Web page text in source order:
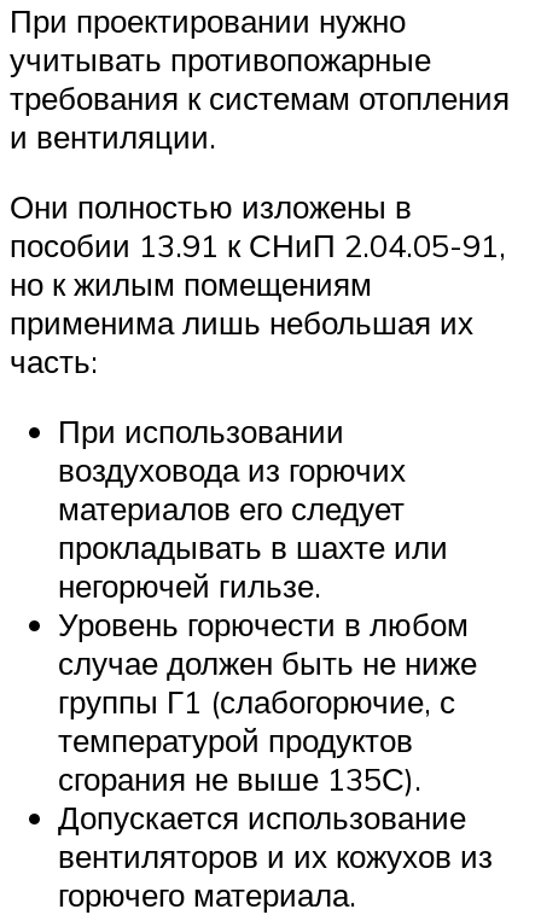
При проектировании нужно
учитывать противопожарные
требования к системам отопления
и вентиляции.
Они полностью изложены в
пособии 13.91 к СНиП 2.04.05-91,
но к жилым помещениям
применима лишь небольшая их
часть:
При использовании
воздуховода из горючих
материалов его следует
прокладывать в шахте или
негорючей гильзе.
Уровень горючести в любом
случае должен быть не ниже
группы Г1 (слабогорючие, с
температурой продуктов
сгорания не выше 135С).
Допускается использование
вентиляторов и их кожухов из
горючего материала.